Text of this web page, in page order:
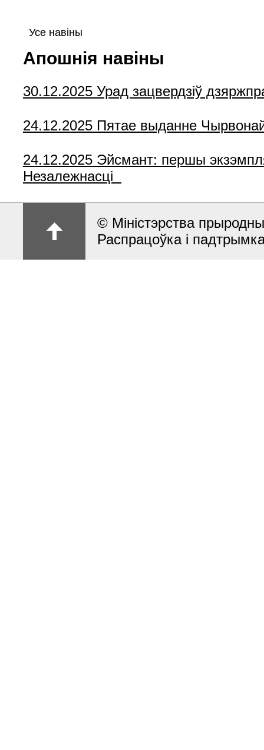
Усе навіны
Апошнія навіны
30.12.2025 Урад зацвердзіў
24.12.2025 Пятае выданне Чырвонай
24.12.2025 Эйсмант: першы
Незалежнасці
© Міністэрства
Распрацоўка і